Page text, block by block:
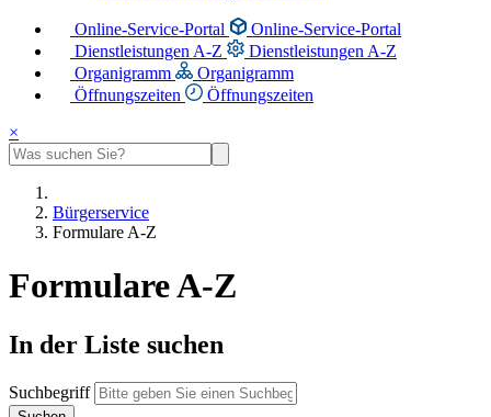
Online-Service-Portal
Online-Service-Portal
Dienstleistungen A-Z
Dienstleistungen A-Z
Organigramm
Organigramm
Öffnungszeiten
Öffnungszeiten
×
Bürgerservice
Formulare A-Z
Formulare A-Z
In der Liste suchen
Suchbegriff